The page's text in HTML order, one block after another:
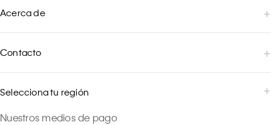
Acerca de
Contacto
Selecciona tu región
Nuestros medios de pago